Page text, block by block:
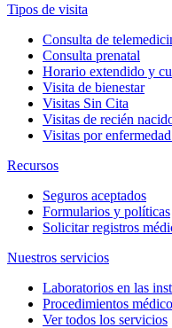
Tipos de visita
Consulta de
Consulta prenatal
Horario extendido y
Visita de bienestar
Visitas Sin Cita
Visitas de recién
Visitas por
Recursos
Seguros aceptados
Formularios y políticas
Solicitar registros
Nuestros servicios
Laboratorios en las
Procedimientos
Ver todos los servicios